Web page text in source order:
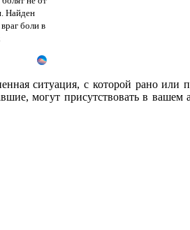
Найден
боли в
ситуация, с которой рано
могут присутствовать в